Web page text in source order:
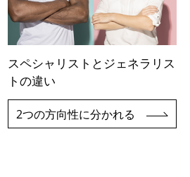
スペシャリストとジェネラリス
トの違い
2つの方向性に分かれる